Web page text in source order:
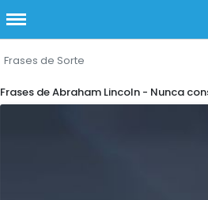
Frases de Sorte
Frases de Abraham Lincoln - Nunca